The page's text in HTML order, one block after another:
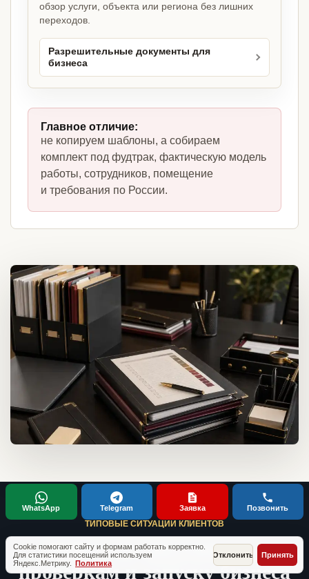
обзор услуги, объекта или региона без лишних
переходов.
Разрешительные документы для
бизнеса
Главное отличие:
не копируем шаблоны, а собираем
комплект под фудтрак, фактическую модель
работы, сотрудников, помещение
и требования по России.
ТИПОВЫЕ СИТУАЦИИ КЛИЕНТОВ
Кейсы по документам,
проверкам и запуску бизнеса
Cookie помогают сайту и формам работать корректно.
Для статистики посещений используем
Яндекс.Метрику. Политика
Отклонить Принять
WhatsApp Telegram Заявка Позвонить